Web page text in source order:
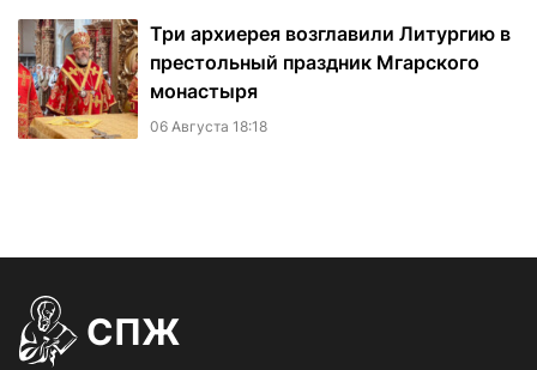
Три архиерея возглавили Литургию в
престольный праздник Мгарского
монастыря
06 Августа 18:18
СПЖ